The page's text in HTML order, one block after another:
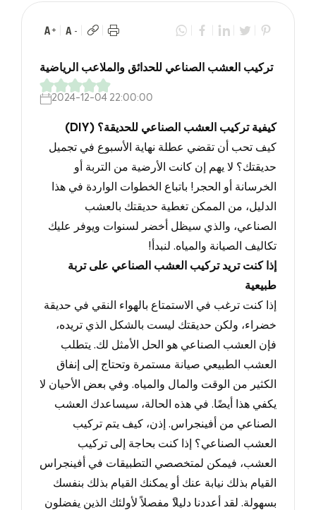
تركيب العشب الصناعي للحدائق والملاعب الرياضية
2024-12-04 22:00:00
كيفية تركيب العشب الصناعي للحديقة؟ (DIY)
كيف تحب أن تقضي عطلة نهاية الأسبوع في تجميل
حديقتك؟ لا يهم إن كانت الأرضية من التربة أو
الخرسانة أو الحجر! باتباع الخطوات الواردة في هذا
الدليل، من الممكن تغطية حديقتك بالعشب
الصناعي، والذي سيظل أخضر لسنوات ويوفر عليك
تكاليف الصيانة والمياه. لنبدأ !
إذا كنت تريد تركيب العشب الصناعي على تربة
طبيعية
إذا كنت ترغب في الاستمتاع بالهواء النقي في حديقة
خضراء، ولكن حديقتك ليست بالشكل الذي تريده،
فإن العشب الصناعي هو الحل الأمثل لك. يتطلب
العشب الطبيعي صيانة مستمرة وتحتاج إلى إنفاق
الكثير من الوقت والمال والمياه. وفي بعض الأحيان لا
يكفي هذا أيضًا. في هذه الحالة، سيساعدك العشب
الصناعي من أفينجراس. إذن، كيف يتم تركيب
العشب الصناعي؟ إذا كنت بحاجة إلى تركيب
العشب، فيمكن لمتخصصي التطبيقات في أفينجراس
القيام بذلك نيابة عنك أو يمكنك القيام بذلك بنفسك
بسهولة. لقد أعددنا دليلا ً مفصلاً لأولئك الذين يفضلون